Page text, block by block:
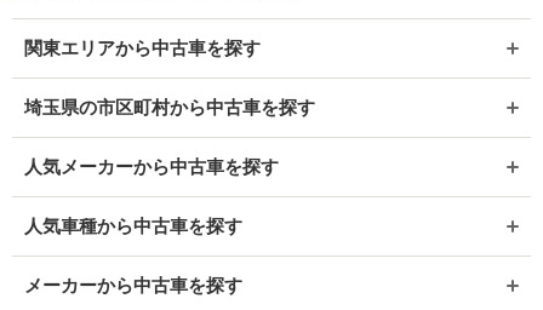
関東エリアから中古車を探す
埼玉県の市区町村から中古車を探す
人気メーカーから中古車を探す
人気車種から中古車を探す
メーカーから中古車を探す